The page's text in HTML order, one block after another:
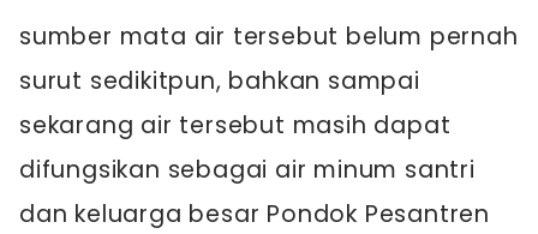
sumber mata air tersebut belum pernah
surut sedikitpun, bahkan sampai
sekarang air tersebut masih dapat
difungsikan sebagai air minum santri
dan keluarga besar Pondok Pesantren